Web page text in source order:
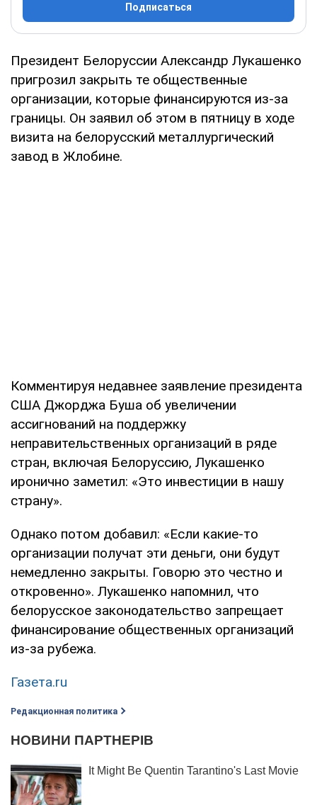
Подписаться
Президент Белоруссии Александр Лукашенко
пригрозил закрыть те общественные
организации, которые финансируются из-за
границы. Он заявил об этом в пятницу в ходе
визита на белорусский металлургический
завод в Жлобине.
Комментируя недавнее заявление президента
США Джорджа Буша об увеличении
ассигнований на поддержку
неправительственных организаций в ряде
стран, включая Белоруссию, Лукашенко
иронично заметил: «Это инвестиции в нашу
страну».
Однако потом добавил: «Если какие-то
организации получат эти деньги, они будут
немедленно закрыты. Говорю это честно и
откровенно». Лукашенко напомнил, что
белорусское законодательство запрещает
финансирование общественных организаций
из-за рубежа.
Газета.ru
Редакционная политика